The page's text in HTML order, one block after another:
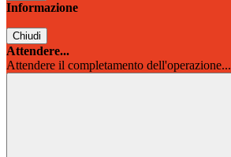
Informazione
Chiudi
Attendere...
Attendere il completamento dell'operazione...